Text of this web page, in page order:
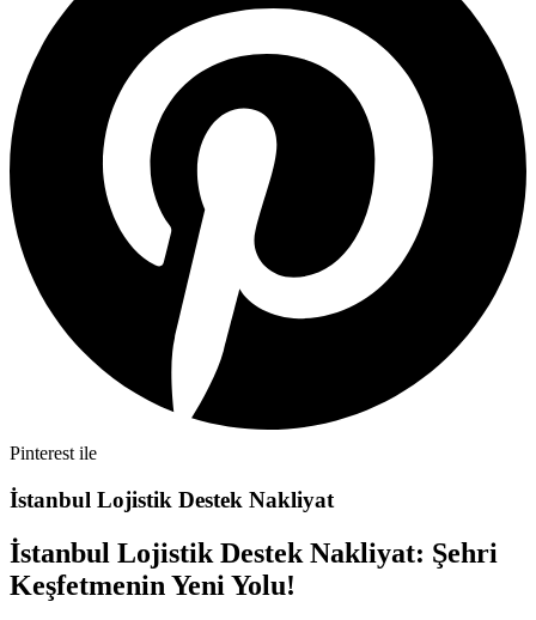
Pinterest ile
İstanbul Lojistik Destek Nakliyat
İstanbul Lojistik Destek Nakliyat: Şehri
Keşfetmenin Yeni Yolu!